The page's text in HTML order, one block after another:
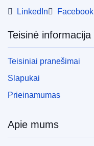
LinkedIn Facebook
Teisinė informacija
Teisiniai pranešimai
Slapukai
Prieinamumas
Apie mums